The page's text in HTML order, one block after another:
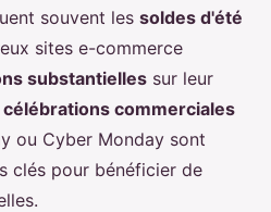
souvent les soldes d'été
sites e-commerce
substantielles sur leur
commerciales
ou Cyber Monday sont
clés pour bénéficier de